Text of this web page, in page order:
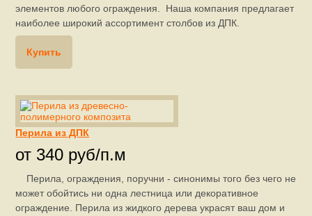
элементов любого ограждения. Наша компания предлагает
наиболее широкий ассортимент столбов из ДПК.
Купить
Перила из ДПК
от 340 руб/п.м
Перила, ограждения, поручни - синонимы того без чего не
может обойтись ни одна лестница или декоративное
ограждение. Перила из жидкого дерева украсят ваш дом и